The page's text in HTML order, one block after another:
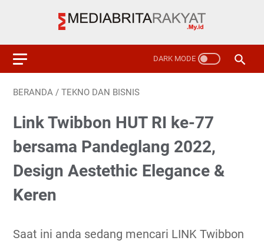
BERANDA / TEKNO DAN BISNIS
Link Twibbon HUT RI ke-77
bersama Pandeglang 2022,
Design Aestethic Elegance &
Keren
Saat ini anda sedang mencari LINK Twibbon